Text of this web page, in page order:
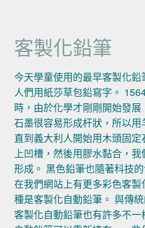
客製化鉛筆
今天學童使用的最早客製化
人們用紙莎草包鉛寫字。
時，由於化學才剛剛開始發
石墨很容易形成杆狀，所以用
直到義大利人開始用木頭固
上凹槽，然後用膠水黏合，
形成。 黑色鉛筆也隨著科技
在我們網站上有更多彩色客
種是客製化自動鉛筆。 與傳
客製化自動鉛筆也有許多不